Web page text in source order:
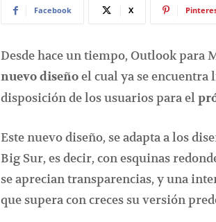
Facebook X
Desde hace un tiempo, Outlook para
nuevo diseñoel cual ya se encuentra
disposición de los usuarios para el
Este nuevo diseño, se adapta a los
Big Sur, es decir, con esquinas
se aprecian transparencias, y una
que supera con creces su versión